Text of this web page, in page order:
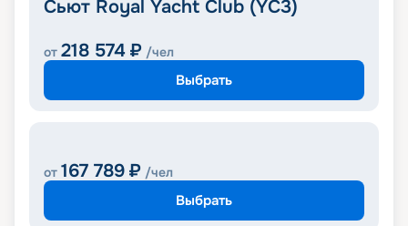
Сьют Royal Yacht Club (YC3)
от 218 574 ₽ /чел
Выбрать
от 167 789 ₽ /чел
Выбрать